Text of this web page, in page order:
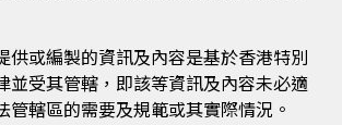
供或編製的資訊及內容是基於香港特別
並受其管轄，即該等資訊及內容未必適
管轄區的需要及規範或其實際情況。